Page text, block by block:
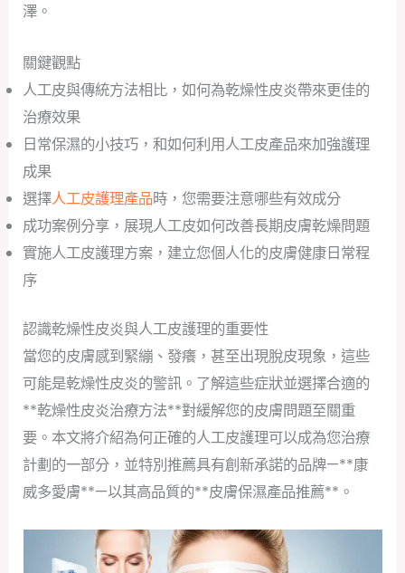
澤。
關鍵觀點
人工皮與傳統方法相比，如何為乾燥性皮炎帶來更佳的
治療效果
日常保濕的小技巧，和如何利用人工皮產品來加強護理
成果
選擇人工皮護理產品時，您需要注意哪些有效成分
成功案例分享，展現人工皮如何改善長期皮膚乾燥問題
實施人工皮護理方案，建立您個人化的皮膚健康日常程
序
認識乾燥性皮炎與人工皮護理的重要性
當您的皮膚感到緊繃、發癢，甚至出現脫皮現象，這些
可能是乾燥性皮炎的警訊。了解這些症狀並選擇合適的
**乾燥性皮炎治療方法**對緩解您的皮膚問題至關重
要。本文將介紹為何正確的人工皮護理可以成為您治療
計劃的一部分，並特別推薦具有創新承諾的品牌—**康
威多愛膚**—以其高品質的**皮膚保濕產品推薦**。